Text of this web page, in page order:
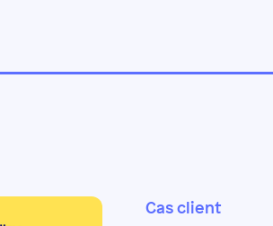
Cas client